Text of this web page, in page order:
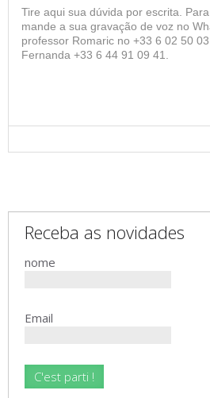
-
-
-
-
-
-
-
-
-
-
Receba as novidades
nome
Email